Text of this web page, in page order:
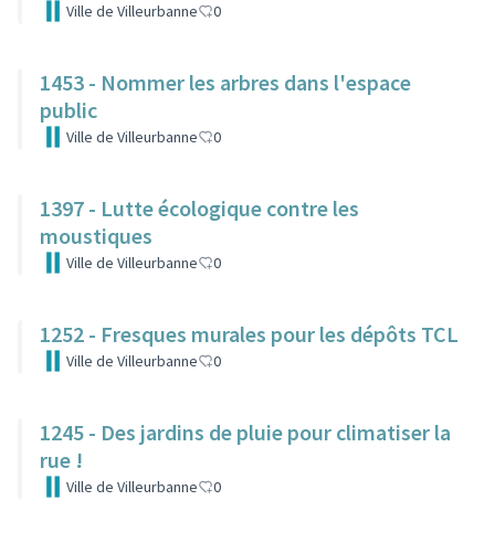
Ville de Villeurbanne 0
1453 - Nommer les arbres dans l'espace
public
Ville de Villeurbanne 0
1397 - Lutte écologique contre les
moustiques
Ville de Villeurbanne 0
1252 - Fresques murales pour les dépôts TCL
Ville de Villeurbanne 0
1245 - Des jardins de pluie pour climatiser la
rue !
Ville de Villeurbanne 0